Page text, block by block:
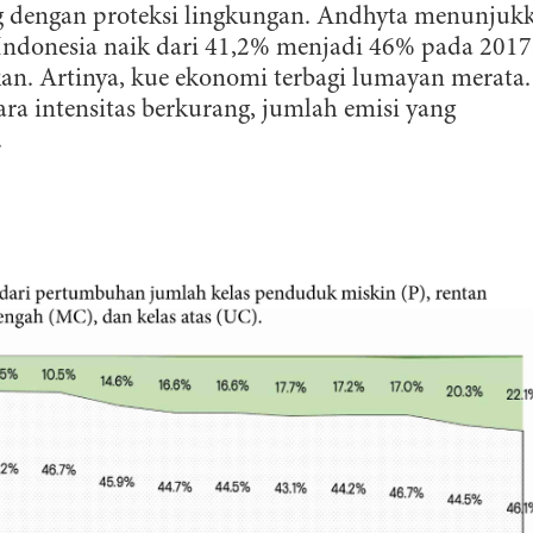
dengan proteksi lingkungan. Andhyta
naik dari 41,2% menjadi 46% pada
Artinya, kue ekonomi terbagi lumayan merata.
intensitas berkurang, jumlah emisi yang